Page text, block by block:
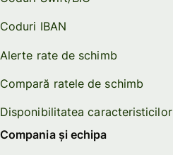
Coduri IBAN
Alerte rate de schimb
Compară ratele de schimb
Disponibilitatea caracteristicilor
Compania și echipa